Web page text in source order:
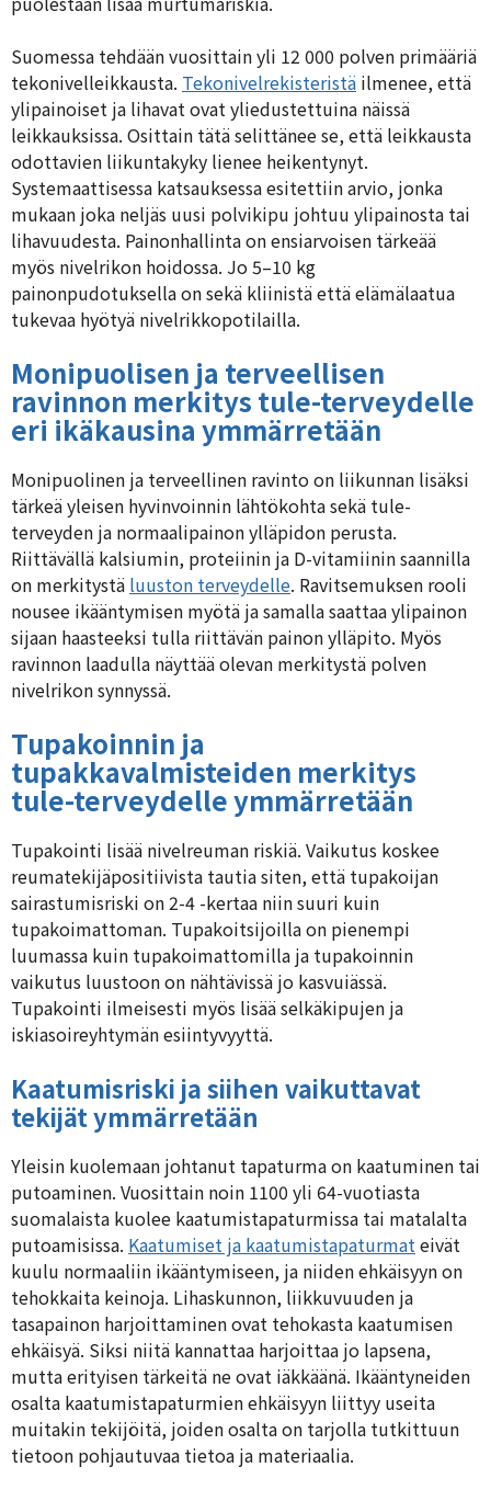
Suomessa tehdään vuosittain yli 12 000 polven primääriä
tekonivelleikkausta. Tekonivelrekisteristä ilmenee, että
ylipainoiset ja lihavat ovat yliedustettuina näissä
leikkauksissa. Osittain tätä selittänee se, että leikkausta
odottavien liikuntakyky lienee heikentynyt.
Systemaattisessa katsauksessa esitettiin arvio, jonka
mukaan joka neljäs uusi polvikipu johtuu ylipainosta tai
lihavuudesta. Painonhallinta on ensiarvoisen tärkeää
myös nivelrikon hoidossa. Jo 5–10 kg
painonpudotuksella on sekä kliinistä että elämälaatua
tukevaa hyötyä nivelrikkopotilailla.
Monipuolisen ja terveellisen
ravinnon merkitys tule-terveydelle
eri ikäkausina ymmärretään
Monipuolinen ja terveellinen ravinto on liikunnan lisäksi
tärkeä yleisen hyvinvoinnin lähtökohta sekä tule-
terveyden ja normaalipainon ylläpidon perusta.
Riittävällä kalsiumin, proteiinin ja D-vitamiinin saannilla
on merkitystä luuston terveydelle. Ravitsemuksen rooli
nousee ikääntymisen myötä ja samalla saattaa ylipainon
sijaan haasteeksi tulla riittävän painon ylläpito. Myös
ravinnon laadulla näyttää olevan merkitystä polven
nivelrikon synnyssä.
Tupakoinnin ja
tupakkavalmisteiden merkitys
tule-terveydelle ymmärretään
Tupakointi lisää nivelreuman riskiä. Vaikutus koskee
reumatekijäpositiivista tautia siten, että tupakoijan
sairastumisriski on 2-4 -kertaa niin suuri kuin
tupakoimattoman. Tupakoitsijoilla on pienempi
luumassa kuin tupakoimattomilla ja tupakoinnin
vaikutus luustoon on nähtävissä jo kasvuiässä.
Tupakointi ilmeisesti myös lisää selkäkipujen ja
iskiasoireyhtymän esiintyvyyttä.
Kaatumisriski ja siihen vaikuttavat
tekijät ymmärretään
Yleisin kuolemaan johtanut tapaturma on kaatuminen tai
putoaminen. Vuosittain noin 1100 yli 64-vuotiasta
suomalaista kuolee kaatumistapaturmissa tai matalalta
putoamisissa. Kaatumiset ja kaatumistapaturmateivät
kuulu normaaliin ikääntymiseen, ja niiden ehkäisyyn on
tehokkaita keinoja. Lihaskunnon, liikkuvuuden ja
tasapainon harjoittaminen ovat tehokasta kaatumisen
ehkäisyä. Siksi niitä kannattaa harjoittaa jo lapsena,
mutta erityisen tärkeitä ne ovat iäkkäänä. Ikääntyneiden
osalta kaatumistapaturmien ehkäisyyn liittyy useita
muitakin tekijöitä, joiden osalta on tarjolla tutkittuun
tietoon pohjautuvaa tietoa ja materiaalia.